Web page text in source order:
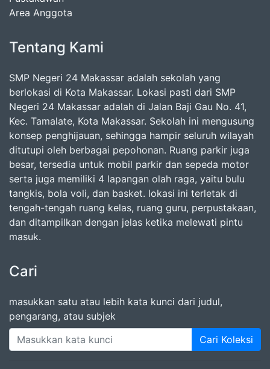
Area Anggota
Tentang Kami
SMP Negeri 24 Makassar adalah sekolah yang
berlokasi di Kota Makassar. Lokasi pasti dari SMP
Negeri 24 Makassar adalah di Jalan Baji Gau No. 41,
Kec. Tamalate, Kota Makassar. Sekolah ini mengusung
konsep penghijauan, sehingga hampir seluruh wilayah
ditutupi oleh berbagai pepohonan. Ruang parkir juga
besar, tersedia untuk mobil parkir dan sepeda motor
serta juga memiliki 4 lapangan olah raga, yaitu bulu
tangkis, bola voli, dan basket. lokasi ini terletak di
tengah-tengah ruang kelas, ruang guru, perpustakaan,
dan ditampilkan dengan jelas ketika melewati pintu
masuk.
Cari
masukkan satu atau lebih kata kunci dari judul,
pengarang, atau subjek
Cari Koleksi